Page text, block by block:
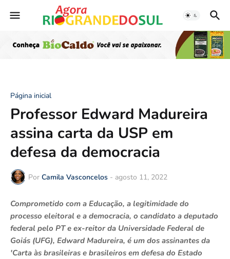
Página inicial
Professor Edward Madureira
assina carta da USP em
defesa da democracia
Por Camila Vasconcelos - agosto 11, 2022
Comprometido com a Educação, a legitimidade do
processo eleitoral e a democracia, o candidato a deputado
federal pelo PT e ex-reitor da Universidade Federal de
Goiás (UFG), Edward Madureira, é um dos assinantes da
'Carta às brasileiras e brasileiros em defesa do Estado